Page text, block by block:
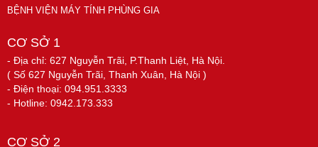
BỆNH VIỆN MÁY TÍNH PHÙNG GIA
CƠ SỞ 1
- Địa chỉ: 627 Nguyễn Trãi, P.Thanh Liệt, Hà Nội.
( Số 627 Nguyễn Trãi, Thanh Xuân, Hà Nội )
- Điện thoại: 094.951.3333
- Hotline: 0942.173.333
CƠ SỞ 2